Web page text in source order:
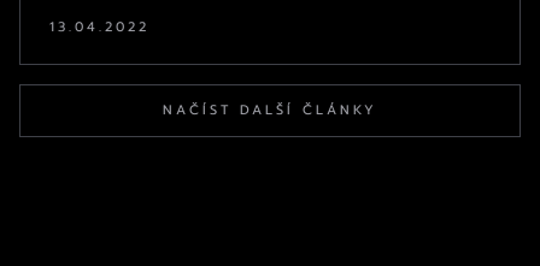
13.04.2022
NAČÍST DALŠÍ ČLÁNKY